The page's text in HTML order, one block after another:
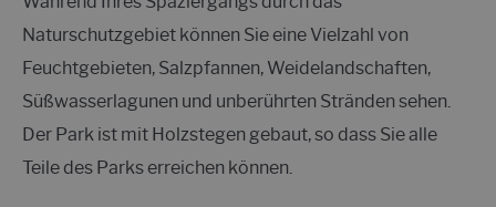
Naturschutzgebiet können Sie eine Vielzahl von
Feuchtgebieten, Salzpfannen, Weidelandschaften,
Süßwasserlagunen und unberührten Stränden sehen.
Der Park ist mit Holzstegen gebaut, so dass Sie alle
Teile des Parks erreichen können.